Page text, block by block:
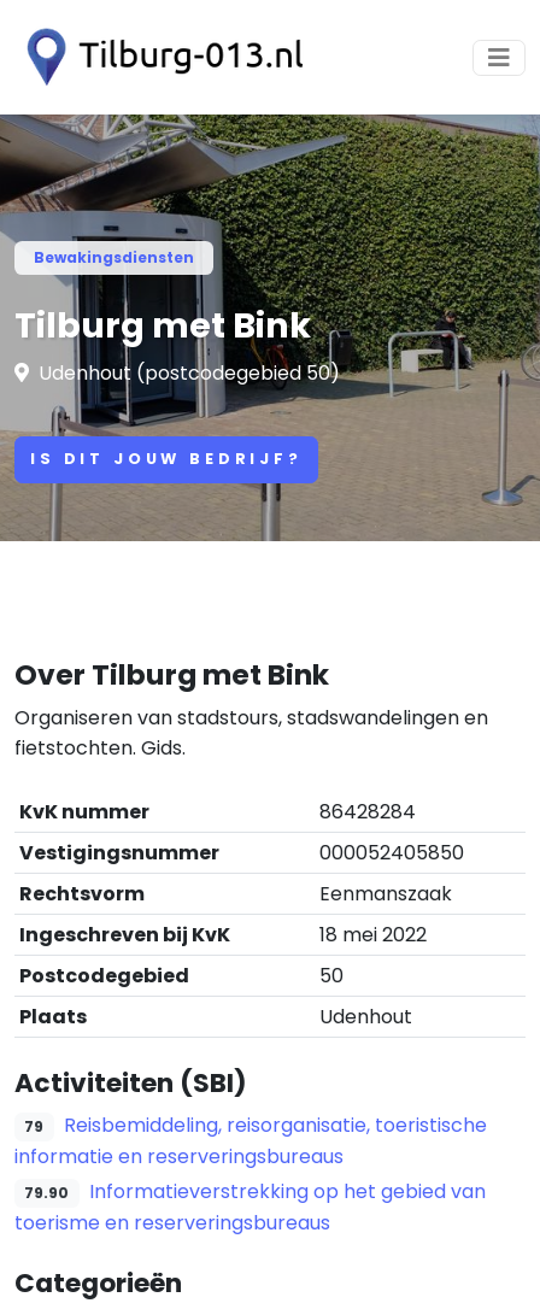
Bewakingsdiensten
Tilburg met Bink
Udenhout (postcodegebied 50)
IS DIT JOUW BEDRIJF?
Over Tilburg met Bink
Organiseren van stadstours, stadswandelingen en
fietstochten. Gids.
KvK nummer
86428284
Vestigingsnummer
000052405850
Rechtsvorm
Eenmanszaak
Ingeschreven bij KvK
18 mei 2022
Postcodegebied
50
Plaats
Udenhout
Activiteiten (SBI)
79
Reisbemiddeling, reisorganisatie, toeristische
informatie en reserveringsbureaus
79.90
Informatieverstrekking op het gebied van
toerisme en reserveringsbureaus
Categorieën